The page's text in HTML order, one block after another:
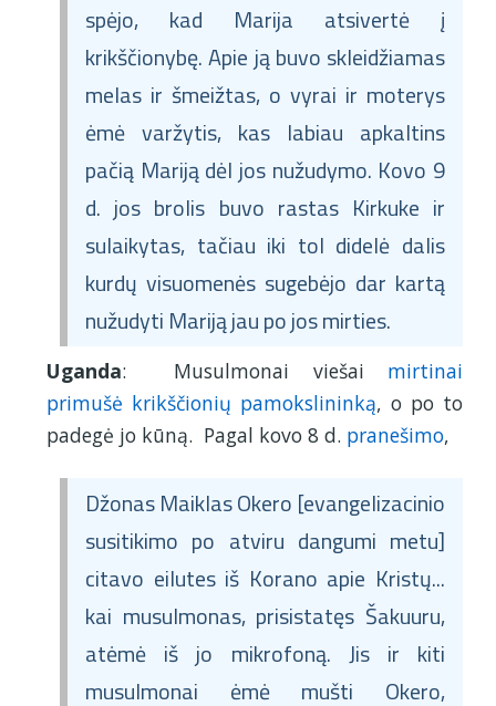
spėjo, kad Marija atsivertė į
krikščionybę. Apie ją buvo skleidžiamas
melas ir šmeižtas, o vyrai ir moterys
ėmė varžytis, kas labiau apkaltins
pačią Mariją dėl jos nužudymo. Kovo 9
d. jos brolis buvo rastas Kirkuke ir
sulaikytas, tačiau iki tol didelė dalis
kurdų visuomenės sugebėjo dar kartą
nužudyti Mariją jau po jos mirties.
Uganda: Musulmonai viešai mirtinai
primušė krikščionių pamokslininką, o po to
padegė jo kūną. Pagal kovo 8 d. pranešimo,
Džonas Maiklas Okero [evangelizacinio
susitikimo po atviru dangumi metu]
citavo eilutes iš Korano apie Kristų...
kai musulmonas, prisistatęs Šakuuru,
atėmė iš jo mikrofoną. Jis ir kiti
musulmonai ėmė mušti Okero,